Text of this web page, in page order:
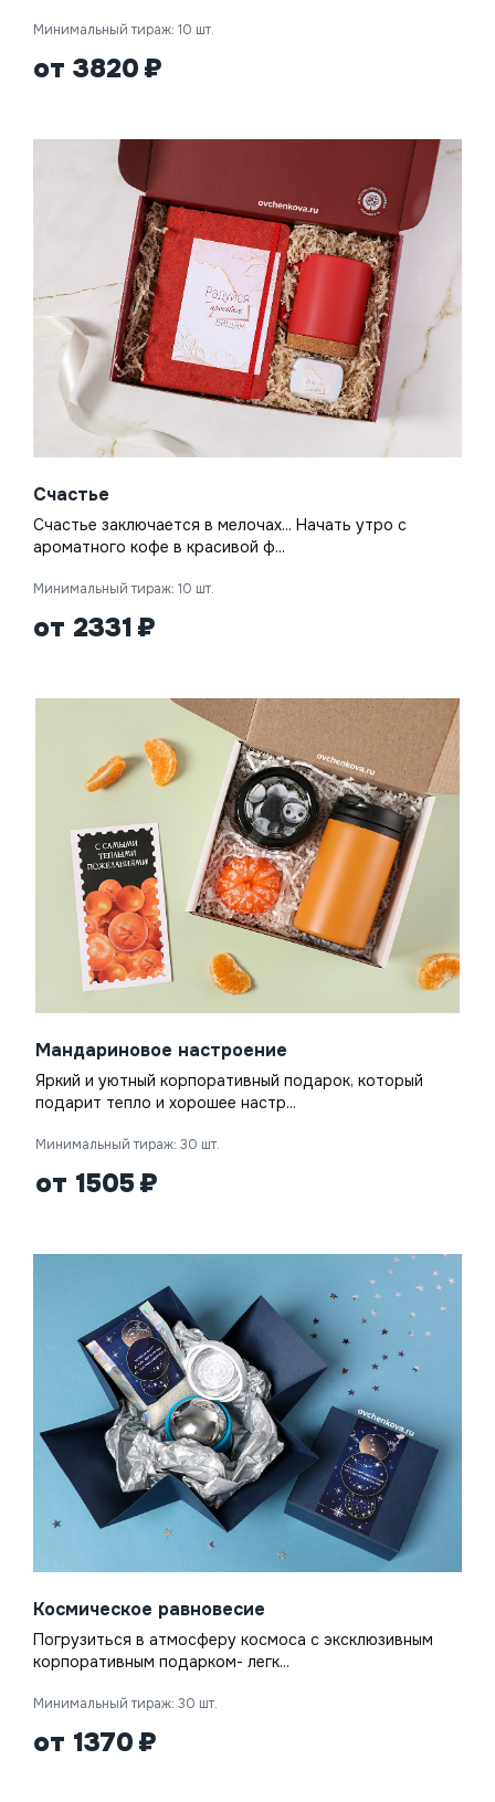
Минимальный тираж: 10 шт.
от 3820
Счастье
Счастье заключается в мелочах... Начать утро с
ароматного кофе в красивой ф...
Минимальный тираж: 10 шт.
от 2331
Мандариновое настроение
Яркий и уютный корпоративный подарок, который
подарит тепло и хорошее настр...
Минимальный тираж: 30 шт.
от 1505
Космическое равновесие
Погрузиться в атмосферу космоса с эксклюзивным
корпоративным подарком- легк...
Минимальный тираж: 30 шт.
от 1370